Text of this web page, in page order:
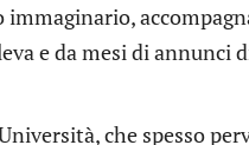
e da mesi di annunci
che spesso